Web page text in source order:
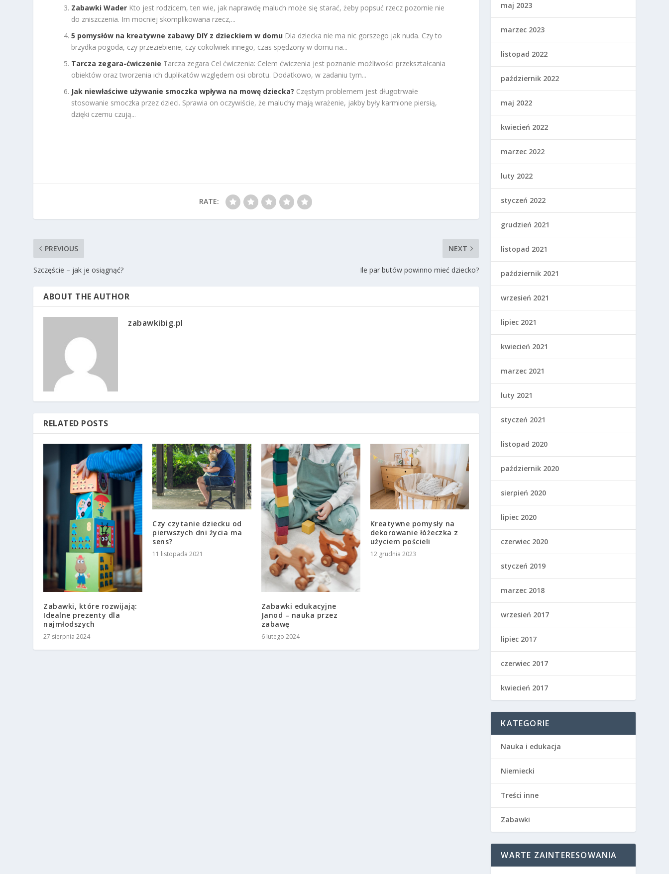
Zabawki Wader Kto jest rodzicem, ten wie, jak naprawdę maluch może się starać, żeby popsuć rzecz pozornie nie
do zniszczenia. Im mocniej skomplikowana rzecz,...
5 pomysłów na kreatywne zabawy DIY z dzieckiem w domu Dla dziecka nie ma nic gorszego jak nuda. Czy to
brzydka pogoda, czy przeziebienie, czy cokolwiek innego, czas spędzony w domu na...
Tarcza zegara-ćwiczenie Tarcza zegara Cel ćwiczenia: Celem ćwiczenia jest poznanie możliwości przekształcania
obiektów oraz tworzenia ich duplikatów względem osi obrotu. Dodatkowo, w zadaniu tym...
Jak niewłaściwe używanie smoczka wpływa na mowę dziecka? Częstym problemem jest długotrwałe
stosowanie smoczka przez dzieci. Sprawia on oczywiście, że maluchy mają wrażenie, jakby były karmione piersią,
dzięki czemu czują...
RATE:
PREVIOUS
Szczęście – jak je osiągnąć?
NEXT
Ile par butów powinno mieć dziecko?
ABOUT THE AUTHOR
zabawkibig.pl
RELATED POSTS
Zabawki, które rozwijają:
Idealne prezenty dla
najmłodszych
27 sierpnia 2024
Czy czytanie dziecku od
pierwszych dni życia ma
sens?
11 listopada 2021
Zabawki edukacyjne
Janod – nauka przez
zabawę
6 lutego 2024
Kreatywne pomysły na
dekorowanie łóżeczka z
użyciem pościeli
12 grudnia 2023
maj 2023
marzec 2023
listopad 2022
październik 2022
maj 2022
kwiecień 2022
marzec 2022
luty 2022
styczeń 2022
grudzień 2021
listopad 2021
październik 2021
wrzesień 2021
lipiec 2021
kwiecień 2021
marzec 2021
luty 2021
styczeń 2021
listopad 2020
październik 2020
sierpień 2020
lipiec 2020
czerwiec 2020
styczeń 2019
marzec 2018
wrzesień 2017
lipiec 2017
czerwiec 2017
kwiecień 2017
KATEGORIE
Nauka i edukacja
Niemiecki
Treści inne
Zabawki
WARTE ZAINTERESOWANIA